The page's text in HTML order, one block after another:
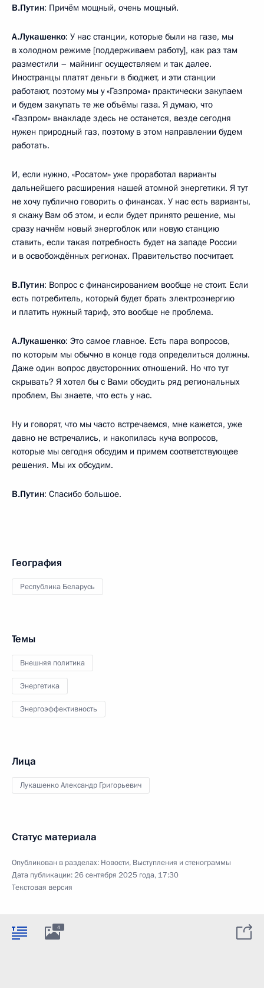
В.Путин: Причём мощный, очень мощный.
А.Лукашенко: У нас станции, которые были на газе, мы
в холодном режиме [поддерживаем работу], как раз там
разместили – майнинг осуществляем и так далее.
Иностранцы платят деньги в бюджет, и эти станции
работают, поэтому мы у «Газпрома» практически закупаем
и будем закупать те же объёмы газа. Я думаю, что
«Газпром» внакладе здесь не останется, везде сегодня
нужен природный газ, поэтому в этом направлении будем
работать.
И, если нужно, «Росатом» уже проработал варианты
дальнейшего расширения нашей атомной энергетики. Я тут
не хочу публично говорить о финансах. У нас есть варианты,
я скажу Вам об этом, и если будет принято решение, мы
сразу начнём новый энергоблок или новую станцию
ставить, если такая потребность будет на западе России
и в освобождённых регионах. Правительство посчитает.
В.Путин: Вопрос с финансированием вообще не стоит. Если
есть потребитель, который будет брать электроэнергию
и платить нужный тариф, это вообще не проблема.
А.Лукашенко: Это самое главное. Есть пара вопросов,
по которым мы обычно в конце года определиться должны.
Даже один вопрос двусторонних отношений. Но что тут
скрывать? Я хотел бы с Вами обсудить ряд региональных
проблем, Вы знаете, что есть у нас.
Ну и говорят, что мы часто встречаемся, мне кажется, уже
давно не встречались, и накопилась куча вопросов,
которые мы сегодня обсудим и примем соответствующее
решения. Мы их обсудим.
В.Путин: Спасибо большое.
География
Республика Беларусь
Темы
Внешняя политика
Энергетика
Энергоэффективность
Лица
Лукашенко Александр Григорьевич
Статус материала
Опубликован в разделах: Новости, Выступления и стенограммы
Дата публикации:26 сентября 2025 года, 17:30
Текстовая версия
4